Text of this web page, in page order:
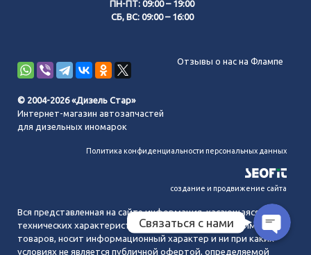
ПН-ПТ: 09:00 – 19:00
СБ, ВС: 09:00 – 16:00
Отзывы о нас на Флампе
© 2004-2026 «Дизель Стар»
Интернет-магазин автозапчастей
для дизельных иномарок
Политика конфиденциальности персональных данных
создание и продвижение сайта
Вся представленная на сайте информация, касающаяся
технических характеристик, наличия на складе, стоимости
товаров, носит информационный характер и ни при каких
условиях не является публичной офертой, определяемой
Связаться с нами